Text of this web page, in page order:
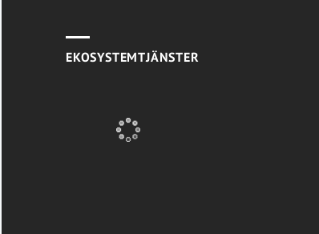
EKOSYSTEMTJÄNSTER